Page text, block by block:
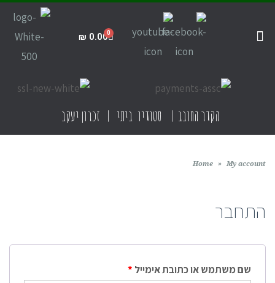
₪ 0.00
הקדר החובב | סטודיו ביתי | זכרון יעקב
Home » My account
התחבר
שם משתמש או כתובת אימייל *